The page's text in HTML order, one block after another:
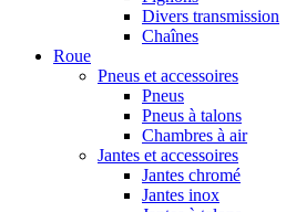
Divers transmission
Chaînes
Roue
Pneus et accessoires
Pneus
Pneus à talons
Chambres à air
Jantes et accessoires
Jantes chromé
Jantes inox